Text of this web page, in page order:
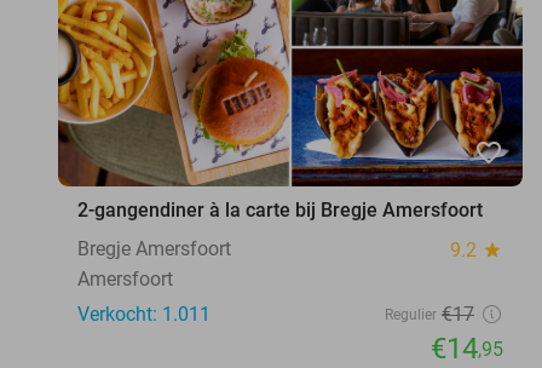
favorite_border
2-gangendiner à la carte bij Bregje Amersfoort
Bregje Amersfoort
9.2 star
Amersfoort
Verkocht: 1.011
Regulier €17
€14,95